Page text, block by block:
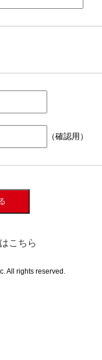
（確認用）
こちら
All rights reserved.